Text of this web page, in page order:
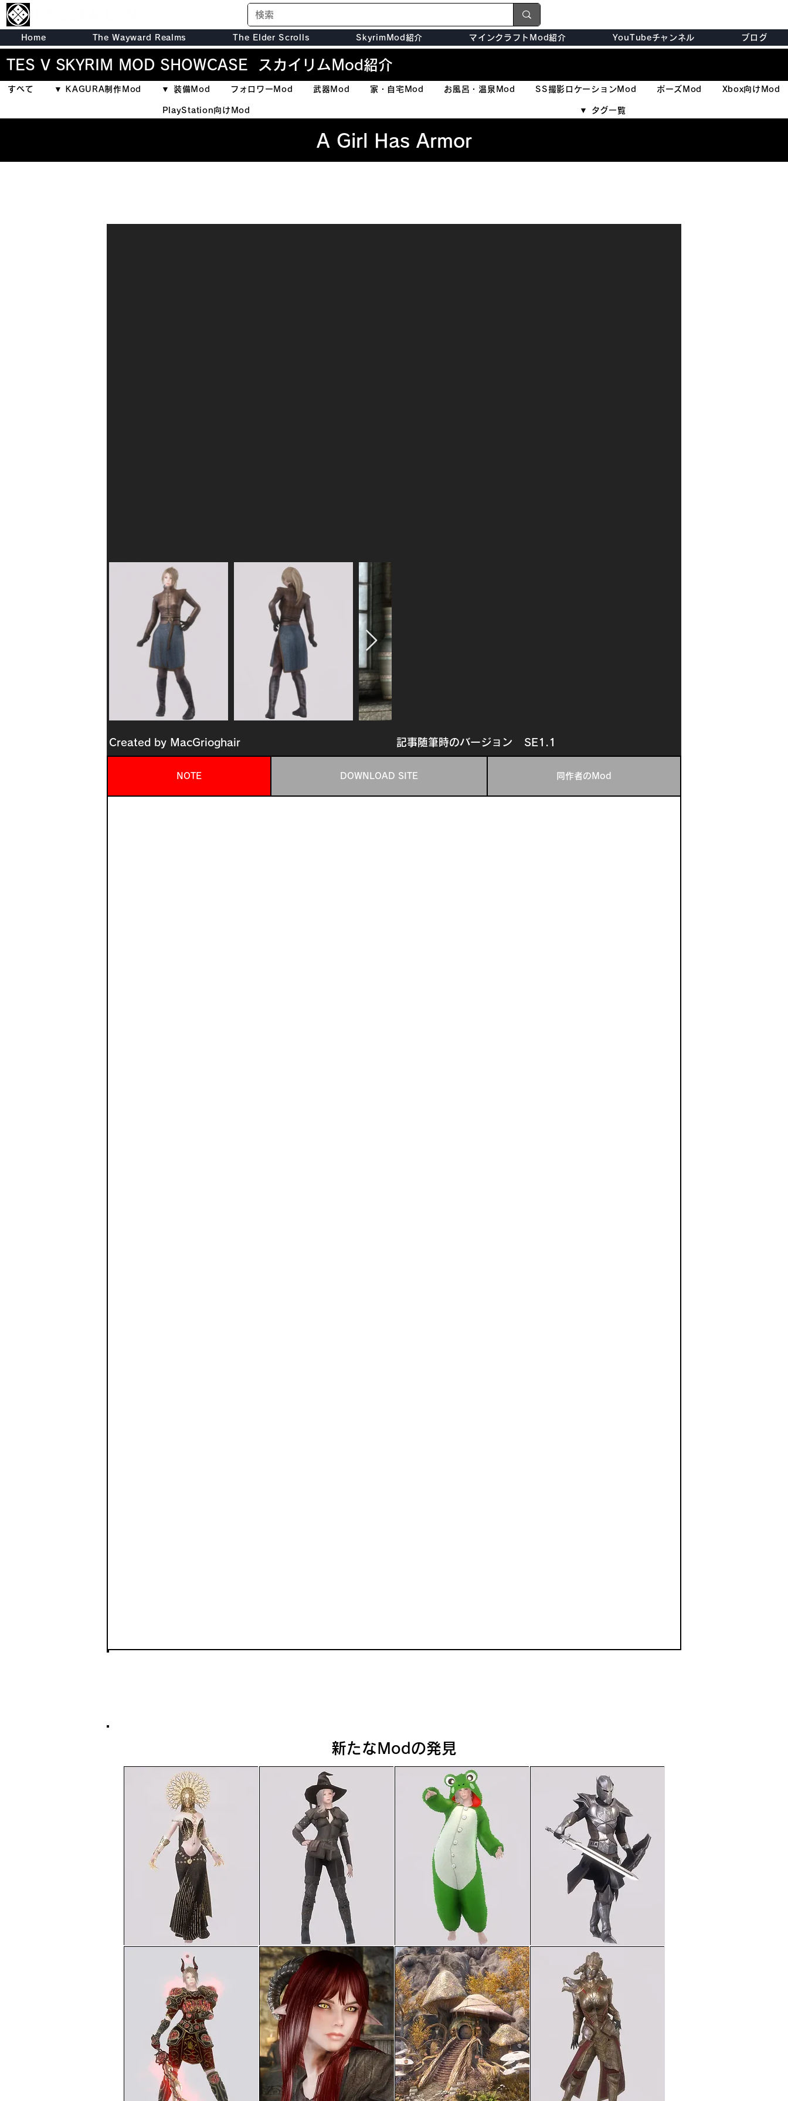
Home The Wayward Realms The Elder Scrolls SkyrimMod紹介 マインクラフトMod紹介 YouTubeチャンネル ブログ
TES V SKYRIM MOD SHOWCASE スカイリムMod紹介
すべて ▼ KAGURA制作Mod ▼ 装備Mod フォロワーMod 武器Mod 家・自宅Mod お風呂・温泉Mod SS撮影ロケーションMod ポーズMod Xbox向けMod
PlayStation向けMod ▼ タグ一覧
A Girl Has Armor
Created by MacGrioghair 記事随筆時のバージョン SE1.1
NOTE DOWNLOAD SITE 同作者のMod
新たなModの発見